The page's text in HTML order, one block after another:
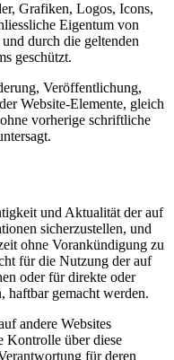
Grafiken, Logos, Icons,
Eigentum von
durch die geltenden
geschützt.
Veröffentlichung,
Website-Elemente, gleich
vorherige schriftliche
und Aktualität der auf
sicherzustellen, und
ohne Vorankündigung zu
für die Nutzung der auf
oder für direkte oder
haftbar gemacht werden.
andere Websites
über diese
für deren